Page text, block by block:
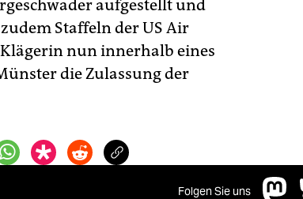
aufgestellt und
Staffeln der US Air
Klägerin nun innerhalb eines
die Zulassung der
Folgen Sie uns